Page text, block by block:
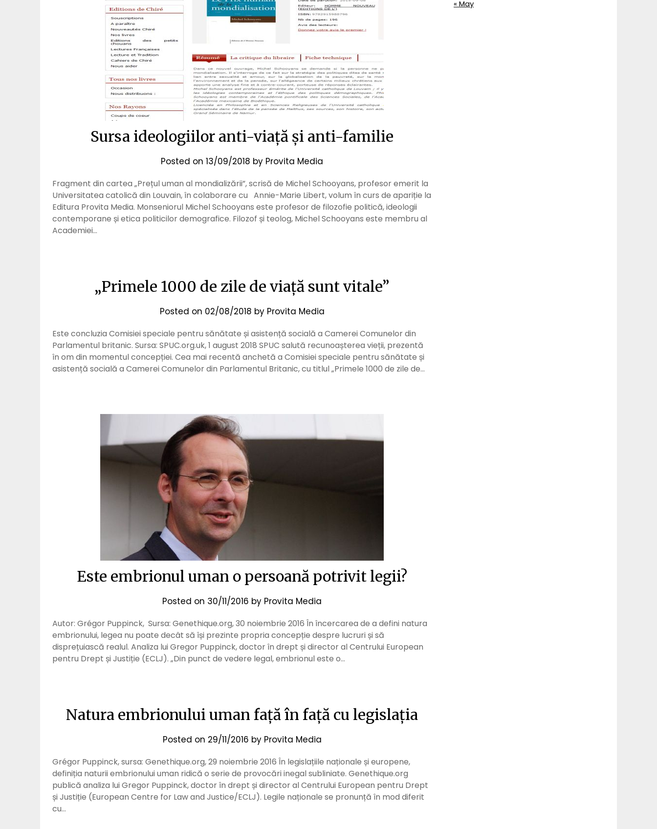
Sursa ideologiilor anti-viață și anti-familie
Posted on 13/09/2018 by Provita Media
Fragment din cartea „Prețul uman al mondializării”, scrisă de Michel Schooyans, profesor emerit la
Universitatea catolică din Louvain, în colaborare cu Annie-Marie Libert, volum în curs de apariție la
Editura Provita Media. Monseniorul Michel Schooyans este profesor de filozofie politică, ideologii
contemporane și etica politicilor demografice. Filozof și teolog, Michel Schooyans este membru al
Academiei…
„Primele 1000 de zile de viață sunt vitale”
Posted on 02/08/2018 by Provita Media
Este concluzia Comisiei speciale pentru sănătate și asistență socială a Camerei Comunelor din
Parlamentul britanic. Sursa: SPUC.org.uk, 1 august 2018 SPUC salută recunoașterea vieții, prezentă
în om din momentul concepției. Cea mai recentă anchetă a Comisiei speciale pentru sănătate și
asistență socială a Camerei Comunelor din Parlamentul Britanic, cu titlul „Primele 1000 de zile de…
Este embrionul uman o persoană potrivit legii?
Posted on 30/11/2016 by Provita Media
Autor: Grégor Puppinck, Sursa: Genethique.org, 30 noiembrie 2016 În încercarea de a defini natura
embrionului, legea nu poate decât să își prezinte propria concepție despre lucruri și să
disprețuiască realul. Analiza lui Gregor Puppinck, doctor în drept și director al Centrului European
pentru Drept și Justiție (ECLJ). „Din punct de vedere legal, embrionul este o…
Natura embrionului uman față în față cu legislația
Posted on 29/11/2016 by Provita Media
Grégor Puppinck, sursa: Genethique.org, 29 noiembrie 2016 În legislațiile naționale și europene,
definiția naturii embrionului uman ridică o serie de provocări inegal subliniate. Genethique.org
publică analiza lui Gregor Puppinck, doctor în drept și director al Centrului European pentru Drept
și Justiție (European Centre for Law and Justice/ECLJ). Legile naționale se pronunță în mod diferit
cu…
« May